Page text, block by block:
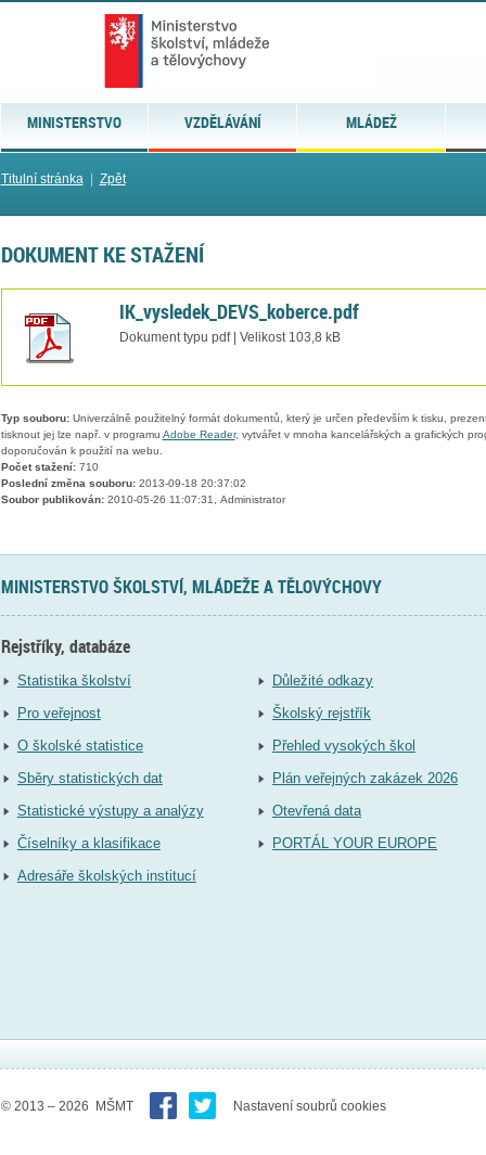
MINISTERSTVO VZDĚLÁVÁNÍ MLÁDEŽ
Titulní stránka| Zpět
DOKUMENT KE STAŽENÍ
IK_vysledek_DEVS_koberce.pdf
Dokument typu pdf | Velikost 103,8 kB
Typ souboru:Univerzálně použitelný formát dokumentů, který je určen především k tisku,
tisknout jej lze např. v programu Adobe Reader, vytvářet v mnoha kancelářských a grafických
doporučován k použití na webu.
Počet stažení:710
Poslední změna souboru:2013-09-18 20:37:02
Soubor publikován:2010-05-26 11:07:31, Administrator
MINISTERSTVO ŠKOLSTVÍ, MLÁDEŽE A TĚLOVÝCHOVY
Rejstříky, databáze
Statistika školství
Pro veřejnost
O školské statistice
Sběry statistických dat
Statistické výstupy a analýzy
Číselníky a klasifikace
Adresáře školských institucí
Důležité odkazy
Školský rejstřík
Přehled vysokých škol
Plán veřejných zakázek 2026
Otevřená data
PORTÁL YOUR EUROPE
© 2013 – 2026 MŠMT Nastavení soubrů cookies